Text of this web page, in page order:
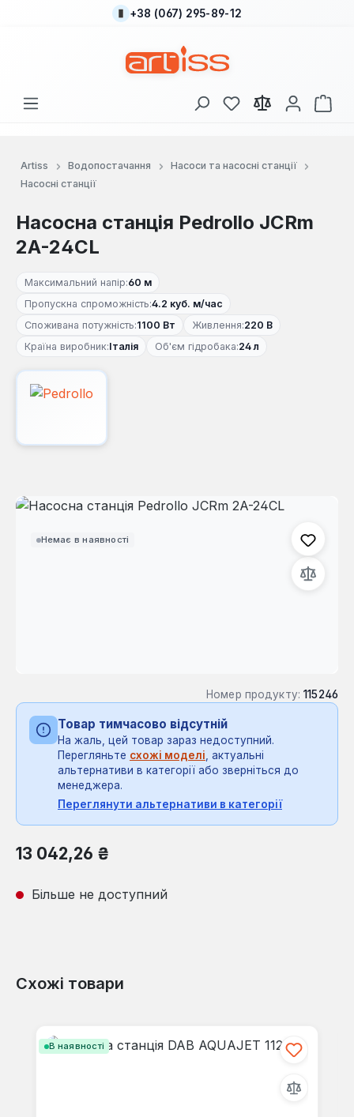
Перейти до основного вмісту
+38 (067) 295-89-12
У вас є 0 у списку
Artiss Водопостачання
Насоси та насосні станції
Насосні станції
Насосна станція Pedrollo JCRm
2A-24CL
Максимальний напір:60 м
Пропускна спроможність:4.2 куб. м/час
Споживана потужність:1100 Вт Живлення:220 В
Країна виробник:Італія Об'єм гідробака:24 л
Немає в наявності
Пропустити галерею зображень
Номер продукту: 115246
Товар тимчасово відсутній
На жаль, цей товар зараз недоступний.
Перегляньте схожі моделі, актуальні
альтернативи в категорії або зверніться до
менеджера.
Переглянути альтернативи в категорії
Звичайна ціна:
13 042,26 ₴
Більше не доступний
Схожі товари
В наявності